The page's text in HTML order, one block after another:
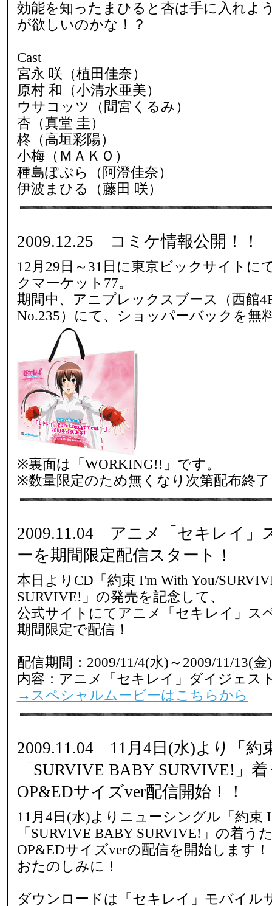
効能を知ったまひると杏は手に入れよ
が欲しいのかな！？
Cast
宮永 咲（植田佳奈）
原村 和（小清水亜美）
ウサコッツ（間宮くるみ）
杏（真堂 圭）
柊（高垣彩陽）
小梅（ＭＡＫＯ）
種島ぽぷら（阿澄佳奈）
伊波まひる（藤田 咲）
2009.12.25 コミケ情報公開！！
12月29日～31日に東京ビックサイトに
クマーケット77。
期間中、アニプレックスブース（西館
No.235）にて、ショッパーバックを無
※裏面は「WORKING!!」です。
※数量限定のため無くなり次第配布終
2009.11.04 アニメ「セキレイ」
ーを期間限定配信スタート！
本日よりCD「約束 I'm With You/
SURVIVE!」の発売を記念して、
公式サイトにてアニメ「セキレイ」ス
期間限定で配信！
配信期間：2009/11/4(水)～2009/11/13(金)
内容：アニメ「セキレイ」ダイジェス
→スペシャルムービーはこちらから
2009.11.04 11月4日(水)より「約
「SURVIVE BABY SURVIVE!」
OP&EDサイズver配信開始！！
11月4日(水)よりニューシングル「約束
「SURVIVE BABY SURVIVE!」の着う
OP&EDサイズverの配信を開始します！
おたのしみに！
ダウンロードは「セキレイ」モバイル